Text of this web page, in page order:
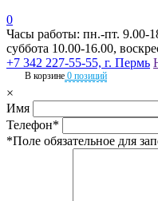
0
Часы работы: пн.-пт. 9.00-
суббота 10.00-16.00,
+7 342 227-55-55, г. Пермь
В корзине 0 позиций
×
Имя
Телефон*
*Поле обязательное для